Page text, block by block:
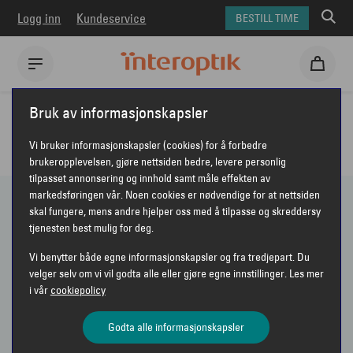
Logg inn Kundeservice BESTILL TIME
Interoptik Solbriller
ALLE SOLBRILLER HOS INTEROPTIK
72 PRODUKTER
Vis bare nyheter
Sorter etter Anbefalt
VIS FILTER
Bruk av informasjonskapsler
Vi bruker informasjonskapsler (cookies) for å forbedre
brukeropplevelsen, gjøre nettsiden bedre, levere personlig
tilpasset annonsering og innhold samt måle effekten av
markedsføringen vår. Noen cookies er nødvendige for at nettsiden
skal fungere, mens andre hjelper oss med å tilpasse og skreddersy
tjenesten best mulig for deg.
Vi benytter både egne informasjonskapsler og fra tredjepart. Du
velger selv om vi vil godta alle eller gjøre egne innstillinger. Les mer
i vår cookiepolicy
Godta alle informasjonskapsler